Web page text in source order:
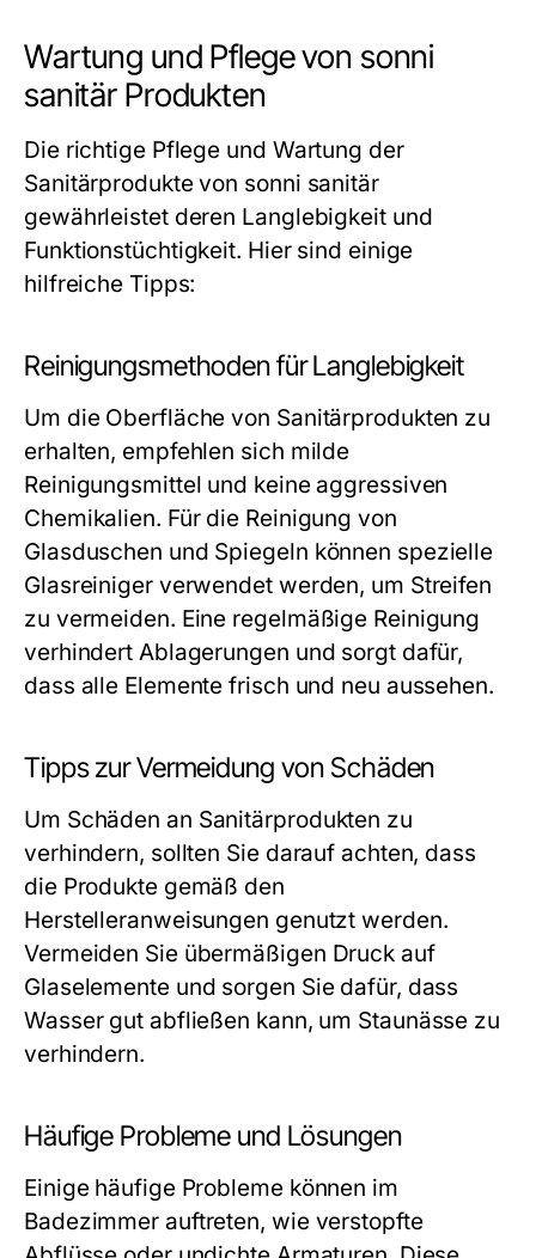
Wartung und Pflege von sonni
sanitär Produkten
Die richtige Pflege und Wartung der
Sanitärprodukte von sonni sanitär
gewährleistet deren Langlebigkeit und
Funktionstüchtigkeit. Hier sind einige
hilfreiche Tipps:
Reinigungsmethoden für Langlebigkeit
Um die Oberfläche von Sanitärprodukten zu
erhalten, empfehlen sich milde
Reinigungsmittel und keine aggressiven
Chemikalien. Für die Reinigung von
Glasduschen und Spiegeln können spezielle
Glasreiniger verwendet werden, um Streifen
zu vermeiden. Eine regelmäßige Reinigung
verhindert Ablagerungen und sorgt dafür,
dass alle Elemente frisch und neu aussehen.
Tipps zur Vermeidung von Schäden
Um Schäden an Sanitärprodukten zu
verhindern, sollten Sie darauf achten, dass
die Produkte gemäß den
Herstelleranweisungen genutzt werden.
Vermeiden Sie übermäßigen Druck auf
Glaselemente und sorgen Sie dafür, dass
Wasser gut abfließen kann, um Staunässe zu
verhindern.
Häufige Probleme und Lösungen
Einige häufige Probleme können im
Badezimmer auftreten, wie verstopfte